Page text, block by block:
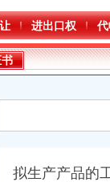
进出口权
拟生产产品的